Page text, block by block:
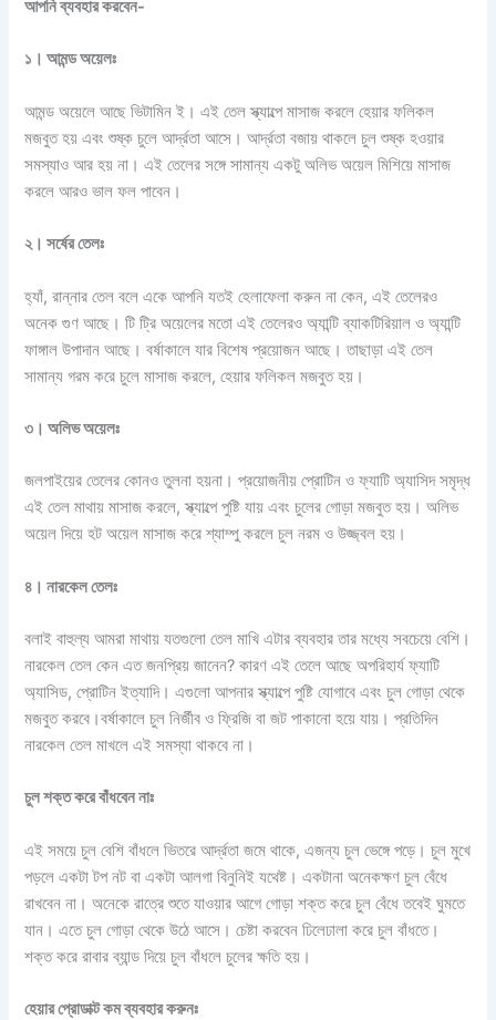
আপনি ব্যবহার করবেন-
১। আমন্ডঅয়েলঃ
আমন্ড অয়েলে আছে ভিটামিন ই। এই তেল স্ক্যাল্পে মাসাজ করলে হেয়ার ফলিকল
মজবুত হয় এবং শুষ্ক চুলে আর্দ্রতা আসে। আর্দ্রতা বজায় থাকলে চুল শুষ্ক হওয়ার
সমস্যাও আর হয় না। এই তেলের সঙ্গে সামান্য একটু অলিভ অয়েল মিশিয়ে মাসাজ
করলে আরও ভাল ফল পাবেন।
২। সর্ষেরতেলঃ
হ্যাঁ, রান্নার তেল বলে একে আপনি যতই হেলাফেলা করুন না কেন, এই তেলেরও
অনেক গুণ আছে। টি ট্রি অয়েলের মতো এই তেলেরও অ্যান্টি ব্যাকটিরিয়াল ও অ্যান্টি
ফাঙ্গাল উপাদান আছে। বর্ষাকালে যার বিশেষ প্রয়োজন আছে। তাছাড়া এই তেল
সামান্য গরম করে চুলে মাসাজ করলে, হেয়ার ফলিকল মজবুত হয়।
৩। অলিভঅয়েলঃ
জলপাইয়ের তেলের কোনও তুলনা হয়না। প্রয়োজনীয় প্রোটিন ও ফ্যাটি অ্যাসিদ সমৃদ্ধ
এই তেল মাথায় মাসাজ করলে, স্ক্যাল্পে পুষ্টি যায় এবং চুলের গোড়া মজবুত হয়। অলিভ
অয়েল দিয়ে হট অয়েল মাসাজ করে শ্যাম্পু করলে চুল নরম ও উজ্জ্বল হয়।
৪। নারকেলতেলঃ
বলাই বাহুল্য আমরা মাথায় যতগুলো তেল মাখি এটার ব্যবহার তার মধ্যে সবচেয়ে বেশি।
নারকেল তেল কেন এত জনপ্রিয় জানেন? কারণ এই তেলে আছে অপরিহার্য ফ্যাটি
অ্যাসিড, প্রোটিন ইত্যাদি। এগুলো আপনার স্ক্যাল্পে পুষ্টি যোগাবে এবং চুল গোড়া থেকে
মজবুত করবে।বর্ষাকালে চুল নির্জীব ও ফ্রিজি বা জট পাকানো হয়ে যায়। প্রতিদিন
নারকেল তেল মাখলে এই সমস্যা থাকবে না।
চুলশক্তকরেবাঁধবেননাঃ
এই সময়ে চুল বেশি বাঁধলে ভিতরে আর্দ্রতা জমে থাকে, এজন্য চুল ভেঙ্গে পড়ে। চুল মুখে
পড়লে একটা টপ নট বা একটা আলগা বিনুনিই যথেষ্ট। একটানা অনেকক্ষণ চুল বেঁধে
রাখবেন না। অনেকে রাত্রে শুতে যাওয়ার আগে গোড়া শক্ত করে চুল বেঁধে তবেই ঘুমতে
যান। এতে চুল গোড়া থেকে উঠে আসে। চেষ্টা করবেন ঢিলেঢালা করে চুল বাঁধতে।
শক্ত করে রাবার ব্যান্ড দিয়ে চুল বাঁধলে চুলের ক্ষতি হয়।
হেয়ারপ্রোডাক্টকমব্যবহারকরুনঃ